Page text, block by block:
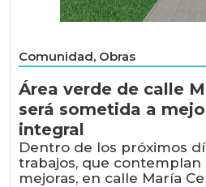
Comunidad, Obras
Área verde de calle
será sometida a
integral
Dentro de los próximos
trabajos, que contemplan
mejoras, en calle María